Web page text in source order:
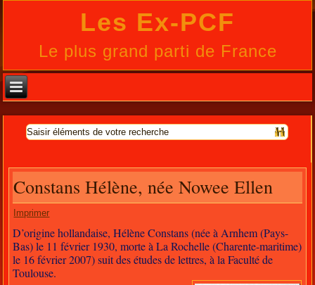
Les Ex-PCF
Le plus grand parti de France
Constans Hélène, née Nowee Ellen
Imprimer
D’origine hollandaise, Hélène Constans (née à Arnhem (Pays-
Bas) le 11 février 1930, morte à La Rochelle (Charente-maritime)
le 16 février 2007) suit des études de lettres, à la Faculté de
Toulouse.